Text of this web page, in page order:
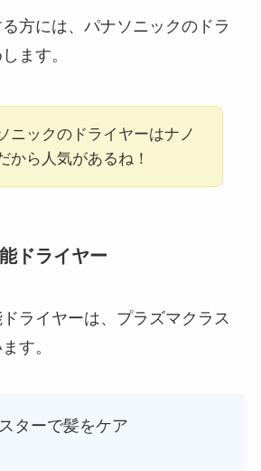
方には、パナソニックのドラ
ます。
ニックのドライヤーはナノ
から人気があるね！
ドライヤー
ライヤーは、プラズマクラス
す。
ターで髪をケア